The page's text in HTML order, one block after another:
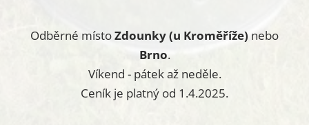
Odběrné místoZdounky (u Kroměříže) nebo
Brno.
Víkend - pátek až neděle.
Ceník je platný od 1.4.2025.